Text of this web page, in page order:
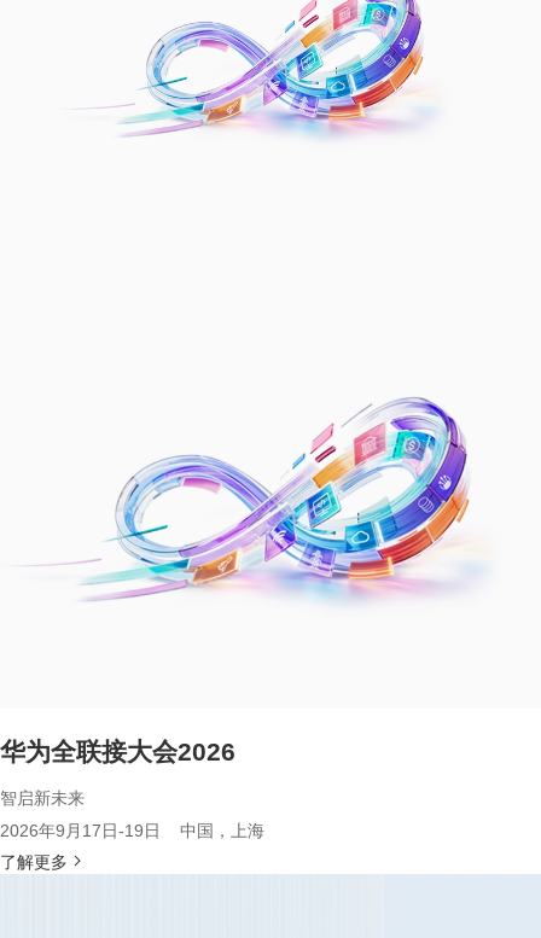
华为全联接大会2026
智启新未来
2026年9月17日-19日 中国，上海
了解更多